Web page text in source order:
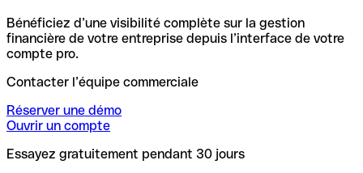
Bénéficiez d’une visibilité complète sur la gestion
financière de votre entreprise depuis l’interface de votre
compte pro.
Contacter l’équipe commerciale
Réserver une démo
Ouvrir un compte
Essayez gratuitement pendant 30 jours